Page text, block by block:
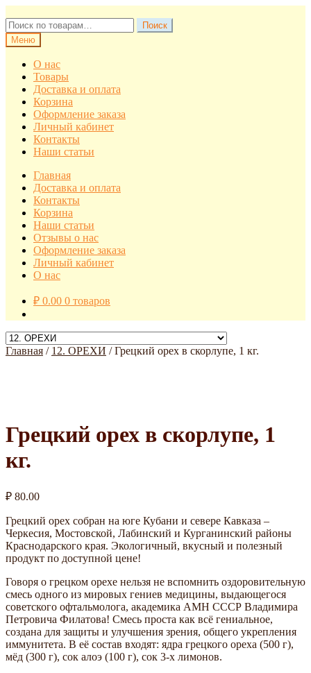
к
навигации
к
содержимому
Искать:
Поиск
Меню
О нас
Товары
Доставка и оплата
Корзина
Оформление заказа
Личный кабинет
Контакты
Наши статьи
Главная
Доставка и оплата
Контакты
Корзина
Наши статьи
Отзывы о нас
Оформление заказа
Личный кабинет
О нас
₽ 0.00 0 товаров
Главная / 12. ОРЕХИ /Грецкий орех в скорлупе, 1 кг.
Грецкий орех в скорлупе, 1
кг.
₽ 80.00
Грецкий орех собран на юге Кубани и севере Кавказа –
Черкесия, Мостовской, Лабинский и Курганинский районы
Краснодарского края. Экологичный, вкусный и полезный
продукт по доступной цене!
Говоря о грецком орехе нельзя не вспомнить оздоровительную
смесь одного из мировых гениев медицины, выдающегося
советского офтальмолога, академика АМН СССР Владимира
Петровича Филатова! Смесь проста как всё гениальное,
создана для защиты и улучшения зрения, общего укрепления
иммунитета. В её состав входят: ядра грецкого ореха (500 г),
мёд (300 г), сок алоэ (100 г), сок 3-х лимонов.